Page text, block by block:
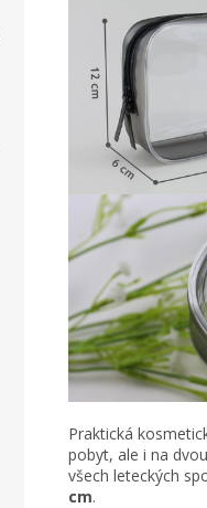
Praktická
pobyt, ale i na
všech leteckých
cm.